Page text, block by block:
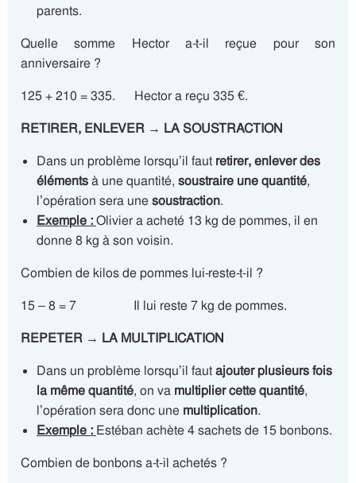
parents.
Quelle somme Hector a-t-il reçue pour son
anniversaire ?
125 + 210 = 335. Hector a reçu 335 €.
RETIRER, ENLEVER → LA SOUSTRACTION
Dans un problème lorsqu’il faut retirer, enlever des
élémentsà une quantité, soustraire une quantité,
l’opération sera unesoustraction.
Exemple :Olivier a acheté 13 kg de pommes, il en
donne 8 kg à son voisin.
Combien de kilos de pommes lui-reste-t-il ?
15 – 8 = 7 Il lui reste 7 kg de pommes.
REPETER → LA MULTIPLICATION
Dans un problème lorsqu’il fautajouter plusieurs fois
la même quantité, on va multiplier cette quantité,
l’opération sera donc une multiplication.
Exemple : Estéban achète 4 sachets de 15 bonbons.
Combien de bonbons a-t-il achetés ?